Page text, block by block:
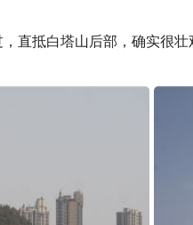
直抵白塔山后部，确实很